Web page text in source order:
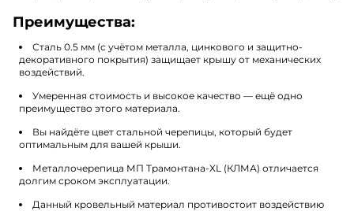
Преимущества:
Сталь 0.5 мм (с учётом металла, цинкового и защитно-
декоративного покрытия) защищает крышу от механических
воздействий.
Умеренная стоимость и высокое качество — ещё одно
преимущество этого материала.
Вы найдёте цвет стальной черепицы, который будет
оптимальным для вашей крыши.
Металлочерепица МП Трамонтана-XL (КЛМА) отличается
долгим сроком эксплуатации.
Данный кровельный материал противостоит воздействию